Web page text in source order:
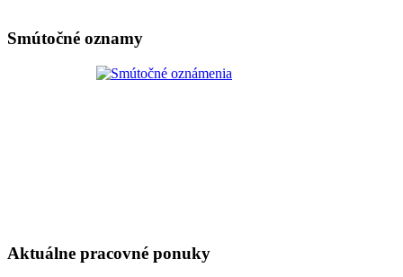
Smútočné oznamy
Aktuálne pracovné ponuky